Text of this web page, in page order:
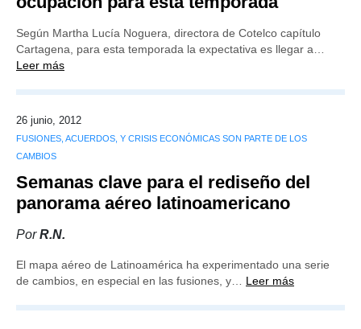
Según Martha Lucía Noguera, directora de Cotelco capítulo
Cartagena, para esta temporada la expectativa es llegar a…
Leer más
26 junio, 2012
FUSIONES, ACUERDOS, Y CRISIS ECONÓMICAS SON PARTE DE LOS
CAMBIOS
Semanas clave para el rediseño del
panorama aéreo latinoamericano
PorR.N.
El mapa aéreo de Latinoamérica ha experimentado una serie
de cambios, en especial en las fusiones, y… Leer más